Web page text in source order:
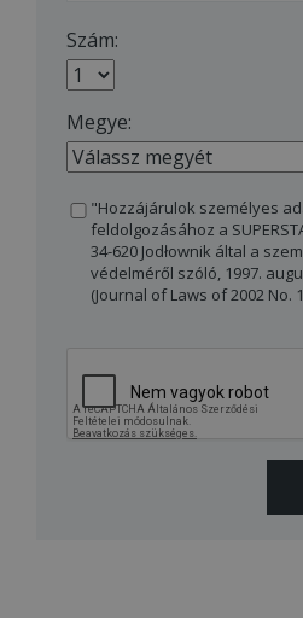
Szám:
Megye:
"Hozzájárulok személyes
feldolgozásához a
34-620 Jodłownik által a
védelméről szóló, 1997.
(Journal of Laws of 2002 No.